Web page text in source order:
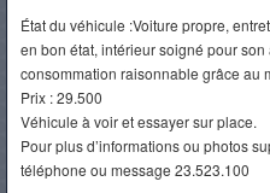
État du véhicule :Voiture propre,
en bon état, intérieur soigné pour
consommation raisonnable grâce au
Prix : 29.500
Véhicule à voir et essayer sur place.
Pour plus d’informations ou photos
téléphone ou message 23.523.100